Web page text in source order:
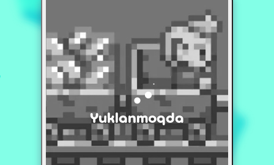
Yuklanmoqda